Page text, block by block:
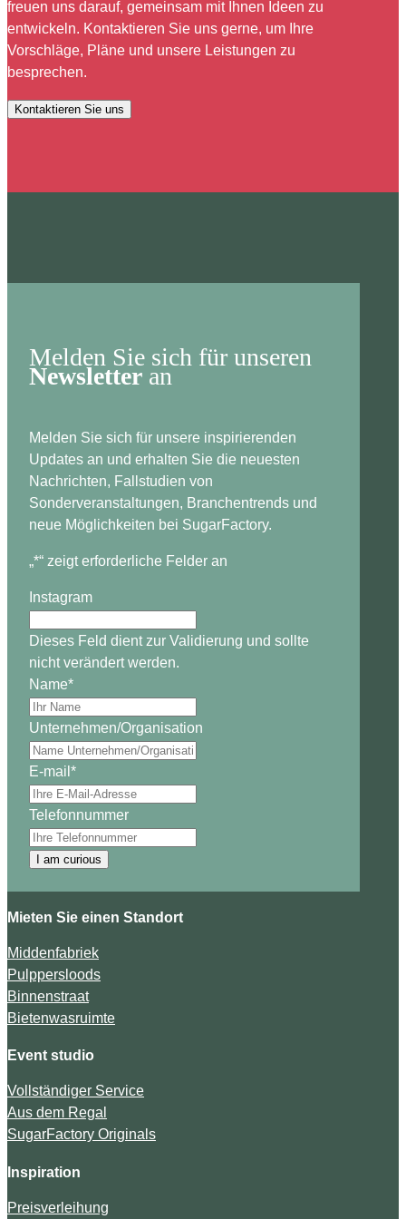
freuen uns darauf, gemeinsam mit Ihnen Ideen zu
entwickeln. Kontaktieren Sie uns gerne, um Ihre
Vorschläge, Pläne und unsere Leistungen zu
besprechen.
Kontaktieren Sie uns
Melden Sie sich für unseren
Newsletter an
Melden Sie sich für unsere inspirierenden
Updates an und erhalten Sie die neuesten
Nachrichten, Fallstudien von
Sonderveranstaltungen, Branchentrends und
neue Möglichkeiten bei SugarFactory.
„*“ zeigt erforderliche Felder an
Instagram
Dieses Feld dient zur Validierung und sollte
nicht verändert werden.
Name*
Unternehmen/Organisation
E-mail *
Telefonnummer
I am curious
Mieten Sie einen Standort
Middenfabriek
Pulppersloods
Binnenstraat
Bietenwasruimte
Event studio
Vollständiger Service
Aus dem Regal
SugarFactory Originals
Inspiration
Preisverleihung